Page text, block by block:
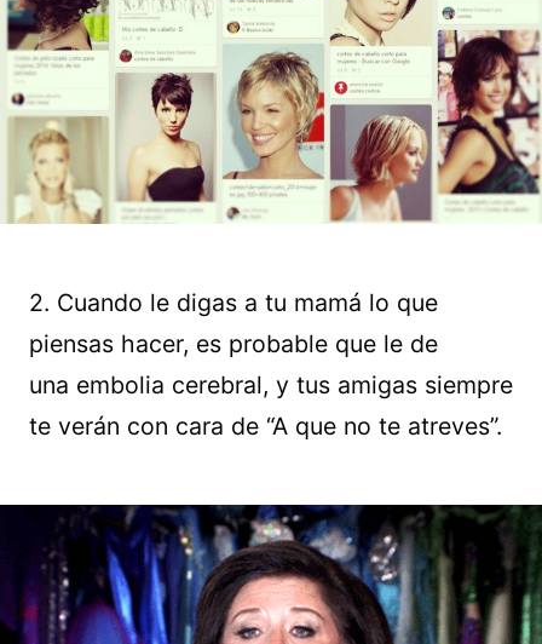
2. Cuando le digas a tu mamá lo que
piensas hacer, es probable que le de
una embolia cerebral, y tus amigas siempre
te verán con cara de “A que no te atreves”.